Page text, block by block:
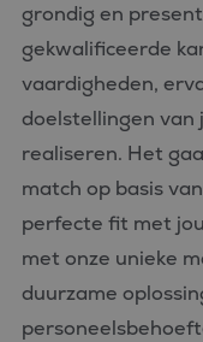
grondig en
gekwalificeerde
vaardigheden,
doelstellingen van
realiseren. Het
match op basis
perfecte fit met
met onze unieke
duurzame